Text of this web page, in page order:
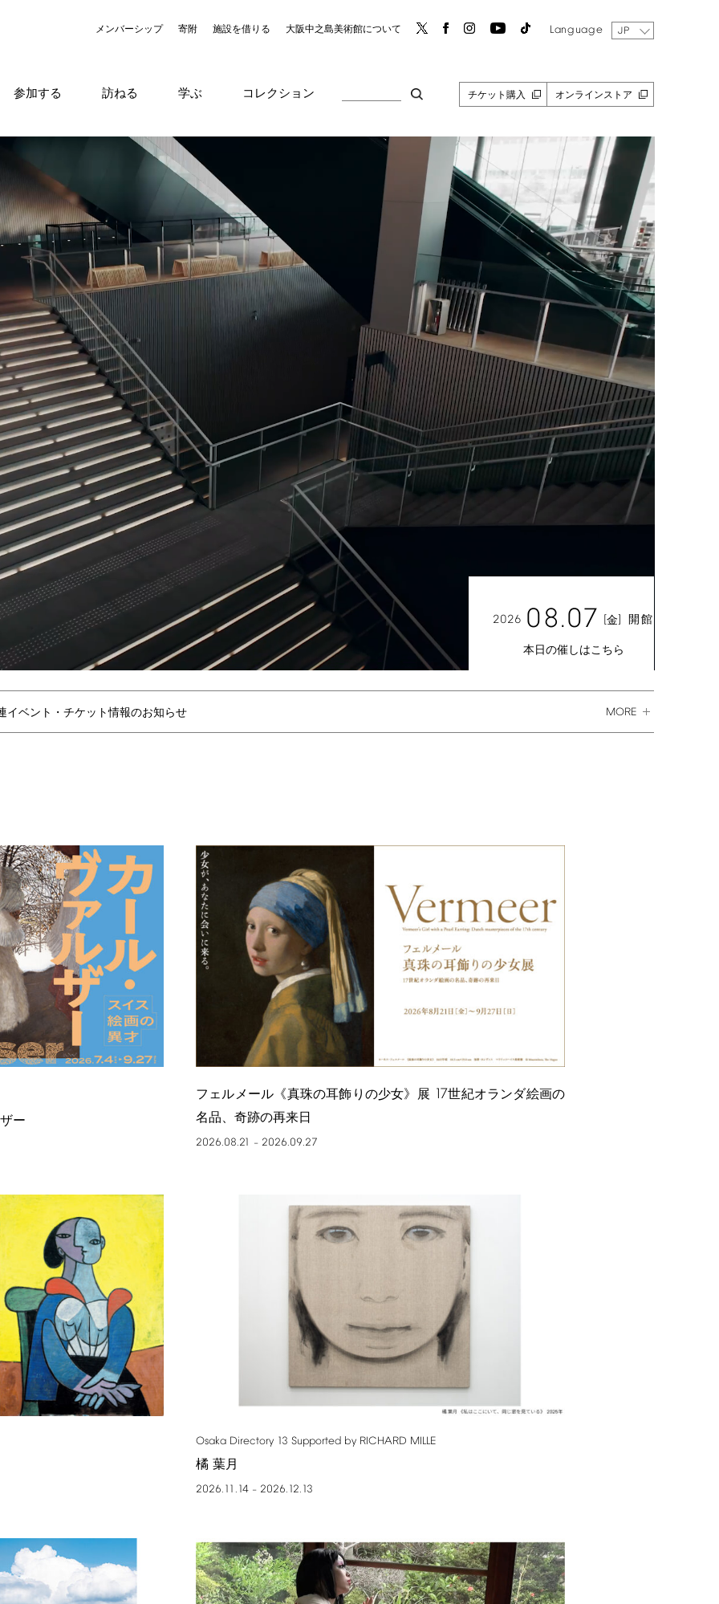
メンバーシップ 寄附 施設を借りる 大阪中之島美術館について Language JP
参加する 訪ねる 学ぶ コレクション チケット購入 オンラインストア
2026 08.07 [金] 開館
本日の催しはこちら
イベント・チケット情報のお知らせ MORE
ー
フェルメール《真珠の耳飾りの少女》展 17世紀オランダ絵画の
名品、奇跡の再来日
2026.08.21 – 2026.09.27
Osaka Directory 13 Supported by RICHARD MILLE
橘 葉月
2026.11.14 – 2026.12.13